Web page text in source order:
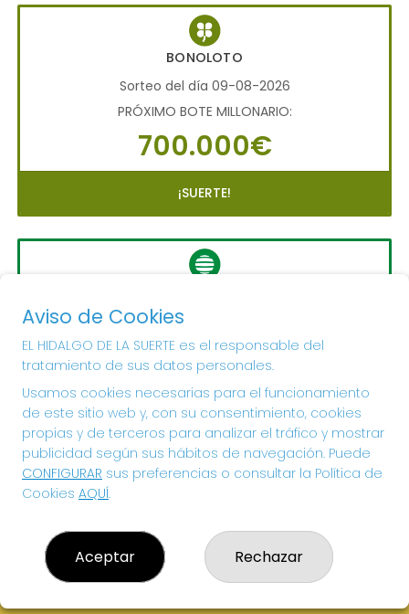
BONOLOTO
Sorteo del día 09-08-2026
PRÓXIMO BOTE MILLONARIO:
700.000€
¡SUERTE!
Sorteo del día 10-08-2026
PRÓXIMO BOTE MILLONARIO:
56.000.000€
¡SUERTE!
Aviso de Cookies
EL HIDALGO DE LA SUERTE es el responsable del
tratamiento de sus datos personales.
Usamos cookies necesarias para el funcionamiento
de este sitio web y, con su consentimiento, cookies
propias y de terceros para analizar el tráfico y mostrar
publicidad según sus hábitos de navegación. Puede
CONFIGURAR sus preferencias o consultar la Política de
Cookies AQUÍ.
Aceptar Rechazar